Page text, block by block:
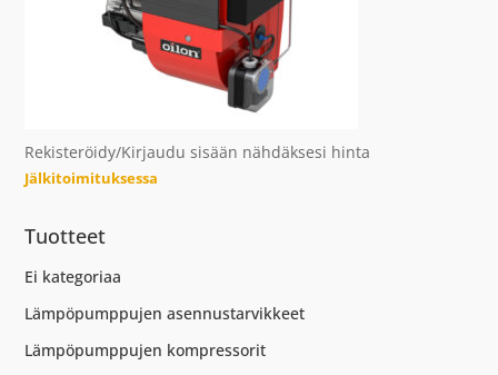
Rekisteröidy/Kirjaudu sisään nähdäksesi hinta
Jälkitoimituksessa
Tuotteet
Ei kategoriaa
Lämpöpumppujen asennustarvikkeet
Lämpöpumppujen kompressorit